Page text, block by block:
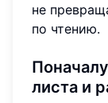
не
по чтению.
листа и